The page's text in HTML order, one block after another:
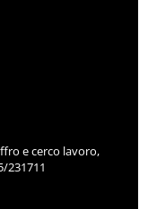
e cerco lavoro,
231711